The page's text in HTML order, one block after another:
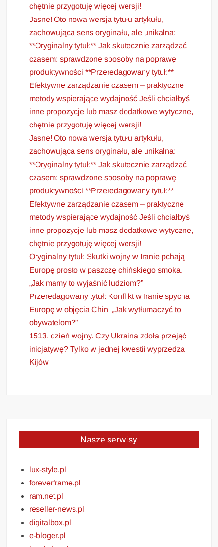
chętnie przygotuję więcej wersji!
Jasne! Oto nowa wersja tytułu artykułu,
zachowująca sens oryginału, ale unikalna:
**Oryginalny tytuł:** Jak skutecznie zarządzać
czasem: sprawdzone sposoby na poprawę
produktywności **Przeredagowany tytuł:**
Efektywne zarządzanie czasem – praktyczne
metody wspierające wydajność Jeśli chciałbyś
inne propozycje lub masz dodatkowe wytyczne,
chętnie przygotuję więcej wersji!
Jasne! Oto nowa wersja tytułu artykułu,
zachowująca sens oryginału, ale unikalna:
**Oryginalny tytuł:** Jak skutecznie zarządzać
czasem: sprawdzone sposoby na poprawę
produktywności **Przeredagowany tytuł:**
Efektywne zarządzanie czasem – praktyczne
metody wspierające wydajność Jeśli chciałbyś
inne propozycje lub masz dodatkowe wytyczne,
chętnie przygotuję więcej wersji!
Oryginalny tytuł: Skutki wojny w Iranie pchają
Europę prosto w paszczę chińskiego smoka.
„Jak mamy to wyjaśnić ludziom?”
Przeredagowany tytuł: Konflikt w Iranie spycha
Europę w objęcia Chin. „Jak wytłumaczyć to
obywatelom?”
1513. dzień wojny. Czy Ukraina zdoła przejąć
inicjatywę? Tylko w jednej kwestii wyprzedza
Kijów
Nasze serwisy
lux-style.pl
foreverframe.pl
ram.net.pl
reseller-news.pl
digitalbox.pl
e-bloger.pl